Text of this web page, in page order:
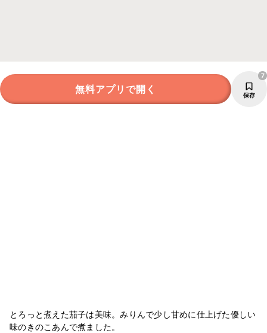
無料アプリで開く 保存
7
とろっと煮えた茄子は美味。みりんで少し甘めに仕上げた優しい
味のきのこあんで煮ました。